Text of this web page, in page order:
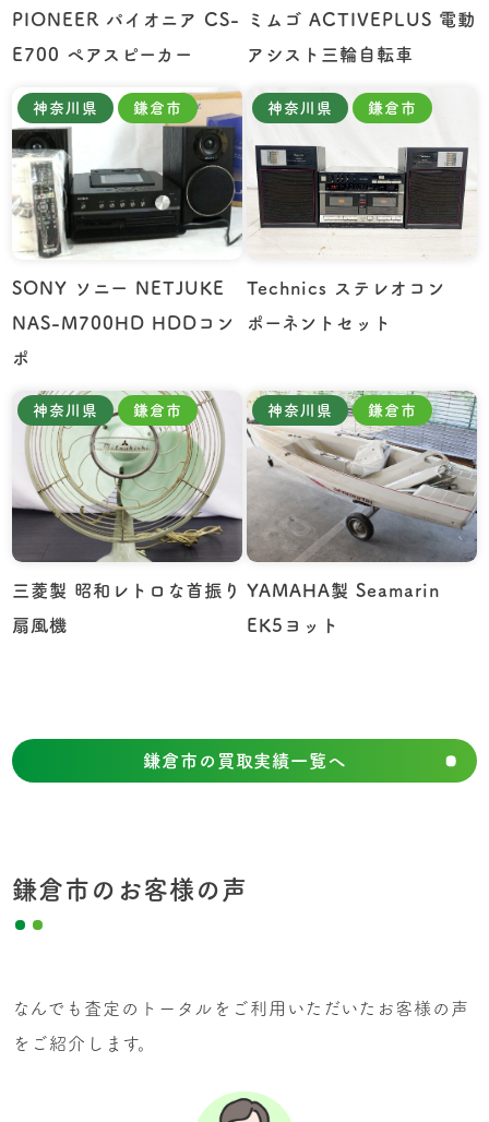
PIONEER パイオニア CS-
E700 ペアスピーカー
ミムゴ ACTIVEPLUS 電動
アシスト三輪自転車
神奈川県 鎌倉市
SONY ソニー NETJUKE
NAS-M700HD HDDコン
ポ
神奈川県 鎌倉市
Technics ステレオコン
ポーネントセット
神奈川県 鎌倉市
三菱製 昭和レトロな首振り
扇風機
神奈川県 鎌倉市
YAMAHA製 Seamarin
EK5ヨット
鎌倉市の買取実績一覧へ
鎌倉市のお客様の声
なんでも査定のトータルをご利用いただいたお客様の声
をご紹介します。